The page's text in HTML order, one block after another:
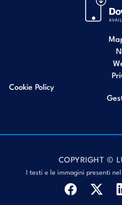
Cookie Policy
COPYRIGHT ©
I testi e le immagini presenti